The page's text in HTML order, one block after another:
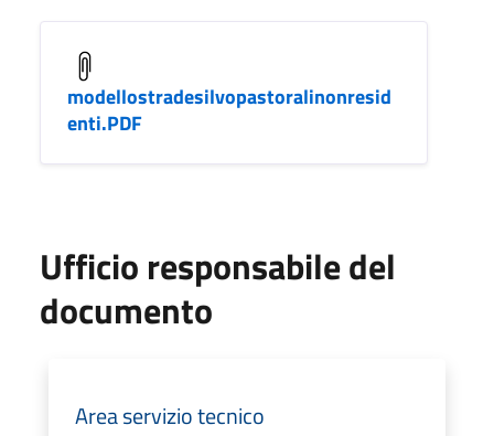
modellostradesilvopastoralinonresid
enti.PDF
Ufficio responsabile del
documento
Area servizio tecnico